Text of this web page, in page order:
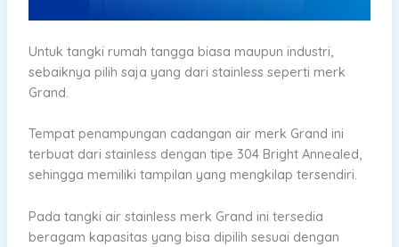
Untuk tangki rumah tangga biasa maupun industri,
sebaiknya pilih saja yang dari stainless seperti merk
Grand.
Tempat penampungan cadangan air merk Grand ini
terbuat dari stainless dengan tipe 304 Bright Annealed,
sehingga memiliki tampilan yang mengkilap tersendiri.
Pada tangki air stainless merk Grand ini tersedia
beragam kapasitas yang bisa dipilih sesuai dengan